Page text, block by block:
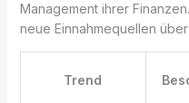
Management ihrer
neue Einnahmequellen
Trend